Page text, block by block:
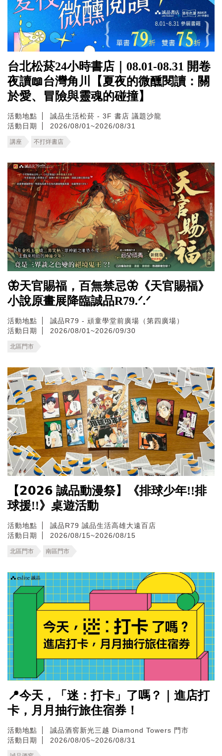
台北松菸24小時書店｜08.01-08.31 開卷
夜讀📖台灣角川【夏夜的微醺閱讀：關
於愛、冒險與靈魂的碰撞】
活動地點
誠品生活松菸 - 3F 書店 議題沙龍
活動日期
2026/08/01~2026/08/31
講座 不打烊書店
🦋天官賜福，百無禁忌🦋《天官賜福》
小說原畫展降臨誠品R79.ᐟ.ᐟ
活動地點
誠品R79 - 頑童學堂前廣場（第四廣場）
活動日期
2026/08/01~2026/09/30
北區門市
【𝟮𝟬𝟮𝟲 誠品動漫祭】《排球少年!!排
球援!!》桌遊活動
活動地點 誠品R79 誠品生活高雄大遠百店
活動日期
2026/08/15~2026/08/15
北區門市 南區門市
📍今天，「迷：打卡」了嗎？｜進店打
卡，月月抽行旅住宿券！
活動地點
誠品酒窖新光三越 Diamond Towers 門市
活動日期
2026/08/05~2026/08/31